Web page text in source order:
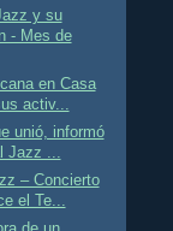
y su
- Mes de
en Casa
activ...
unió, informó
Jazz ...
– Concierto
el Te...